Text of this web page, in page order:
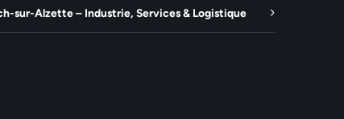
sur-Alzette – Industrie, Services & Logistique